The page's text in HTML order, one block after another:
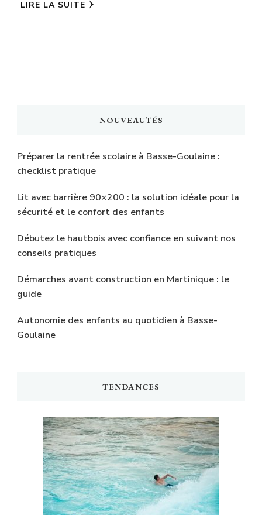
LIRE LA SUITE
NOUVEAUTÉS
Préparer la rentrée scolaire à Basse-Goulaine :
checklist pratique
Lit avec barrière 90×200 : la solution idéale pour la
sécurité et le confort des enfants
Débutez le hautbois avec confiance en suivant nos
conseils pratiques
Démarches avant construction en Martinique : le
guide
Autonomie des enfants au quotidien à Basse-
Goulaine
TENDANCES